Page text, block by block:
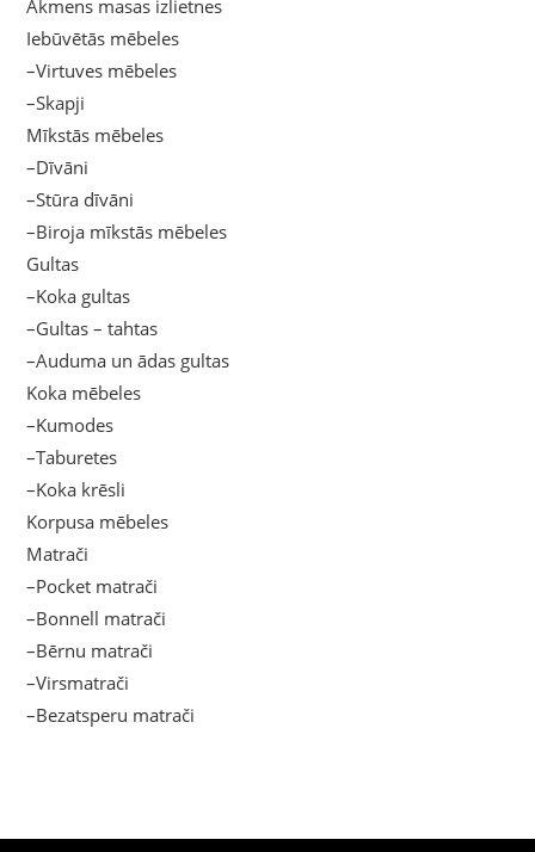
Akmens masas izlietnes
Iebūvētās mēbeles
–Virtuves mēbeles
–Skapji
Mīkstās mēbeles
–Dīvāni
–Stūra dīvāni
–Biroja mīkstās mēbeles
Gultas
–Koka gultas
–Gultas – tahtas
–Auduma un ādas gultas
Koka mēbeles
–Kumodes
–Taburetes
–Koka krēsli
Korpusa mēbeles
Matrači
–Pocket matrači
–Bonnell matrači
–Bērnu matrači
–Virsmatrači
–Bezatsperu matrači